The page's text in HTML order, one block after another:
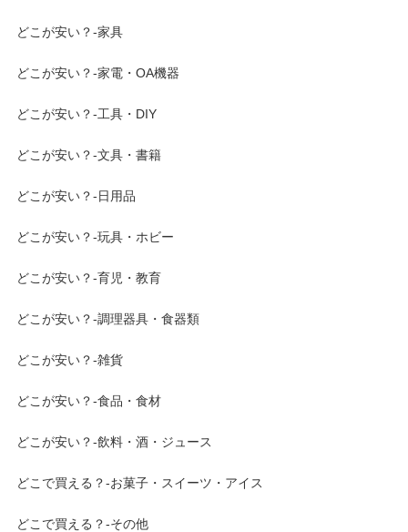
どこが安い？-家具
どこが安い？-家電・OA機器
どこが安い？-工具・DIY
どこが安い？-文具・書籍
どこが安い？-日用品
どこが安い？-玩具・ホビー
どこが安い？-育児・教育
どこが安い？-調理器具・食器類
どこが安い？-雑貨
どこが安い？-食品・食材
どこが安い？-飲料・酒・ジュース
どこで買える？-お菓子・スイーツ・アイス
どこで買える？-その他